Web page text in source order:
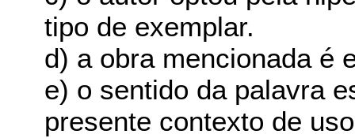
tipo de exemplar.
d) a obra mencionada é
e) o sentido da palavra
presente contexto de